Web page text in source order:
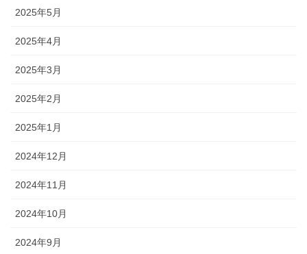
2025年5月
2025年4月
2025年3月
2025年2月
2025年1月
2024年12月
2024年11月
2024年10月
2024年9月